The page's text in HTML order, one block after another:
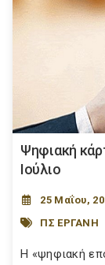
Ψηφιακή
Ιούλιο
25 Μαΐου,
ΠΣ ΕΡΓΑΝΗ
Η «ψηφιακή